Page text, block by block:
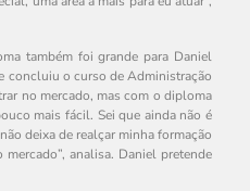
também foi grande para Daniel
concluiu o curso de Administração
no mercado, mas com o diploma
mais fácil. Sei que ainda não é
deixa de realçar minha formação
analisa. Daniel pretende